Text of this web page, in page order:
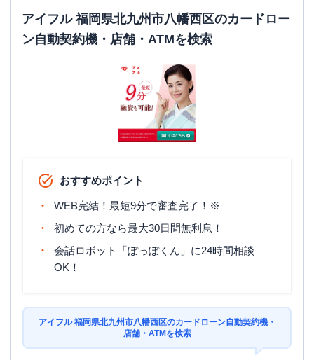
アイフル 福岡県北九州市八幡西区のカードロー
ン自動契約機・店舗・ATMを検索
おすすめポイント
WEB完結！最短9分で審査完了！※
初めての方なら最大30日間無利息！
会話ロボット「ぽっぽくん」に24時間相談
OK！
アイフル 福岡県北九州市八幡西区のカードローン自動契約機・
店舗・ATMを検索